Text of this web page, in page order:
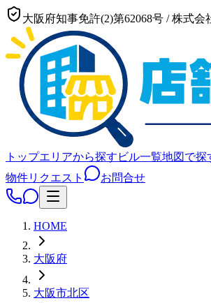
大阪府知事免許(2)第62068号 /株式会
トップエリアから探す ビル一覧地図で探
物件リクエスト
お問合せ
HOME
大阪府
大阪市北区